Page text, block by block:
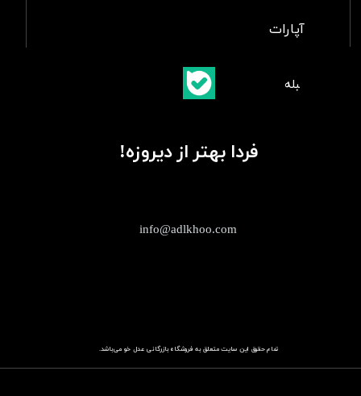
تمام حقوق این سایت متعلق به فروشگاهباز​​​​​​​رگانی عدل خو می‌باشد.
info@adlkhoo.com
فردا بهتر از دیروزه!
آپارات
​بلبله​​​​​​​بله